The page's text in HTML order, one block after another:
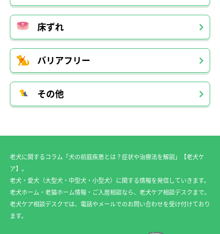
床ずれ
バリアフリー
その他
老犬に関するコラム「犬の前庭疾患とは？症状や治療法を解説」【老犬ケ
ア】。
老犬・愛犬（大型犬・中型犬・小型犬）に関する情報を発信していきます。
老犬ホーム・老猫ホーム情報・ご入居相談なら、老犬ケア相談デスクまで。
老犬ケア相談デスクでは、電話やメールでのお問い合わせを受け付けており
ます。